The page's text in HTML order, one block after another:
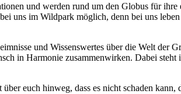
und werden rund um den Globus für
uns im Wildpark möglich, denn bei uns
und Wissenswertes über die Welt der
in Harmonie zusammenwirken. Dabei steht
euch hinweg, dass es nicht schaden